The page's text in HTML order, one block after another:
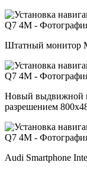
Штатный монитор
Новый выдвижной
разрешением
Audi Smartphone